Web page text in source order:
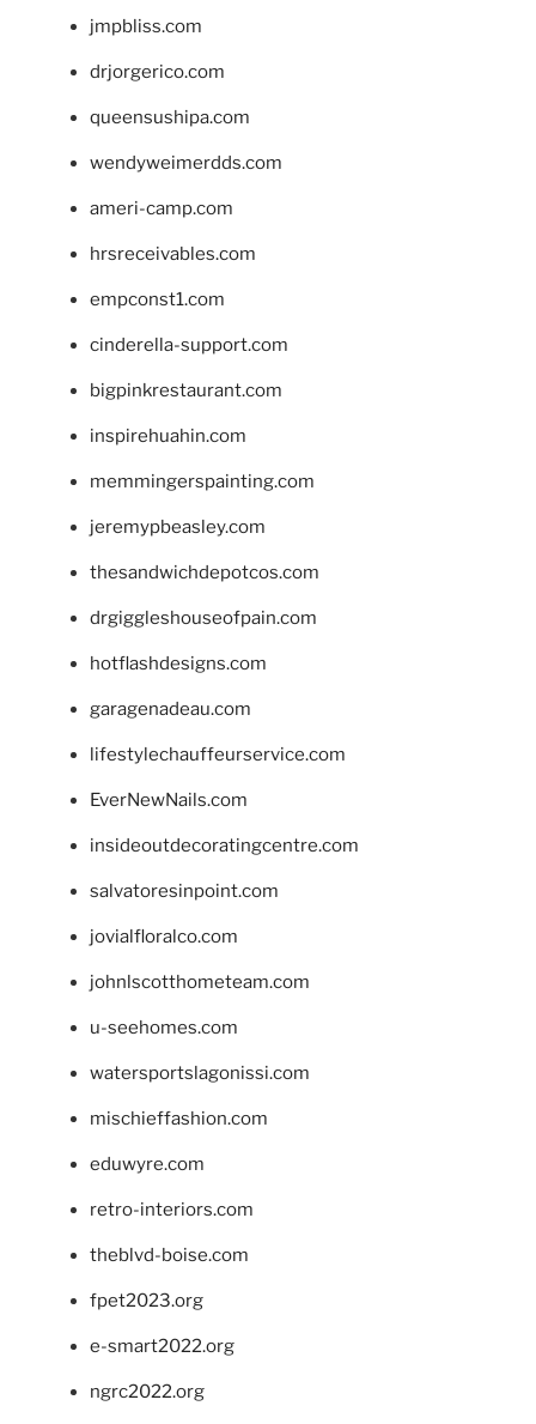
jmpbliss.com
drjorgerico.com
queensushipa.com
wendyweimerdds.com
ameri-camp.com
hrsreceivables.com
empconst1.com
cinderella-support.com
bigpinkrestaurant.com
inspirehuahin.com
memmingerspainting.com
jeremypbeasley.com
thesandwichdepotcos.com
drgiggleshouseofpain.com
hotflashdesigns.com
garagenadeau.com
lifestylechauffeurservice.com
EverNewNails.com
insideoutdecoratingcentre.com
salvatoresinpoint.com
jovialfloralco.com
johnlscotthometeam.com
u-seehomes.com
watersportslagonissi.com
mischieffashion.com
eduwyre.com
retro-interiors.com
theblvd-boise.com
fpet2023.org
e-smart2022.org
ngrc2022.org